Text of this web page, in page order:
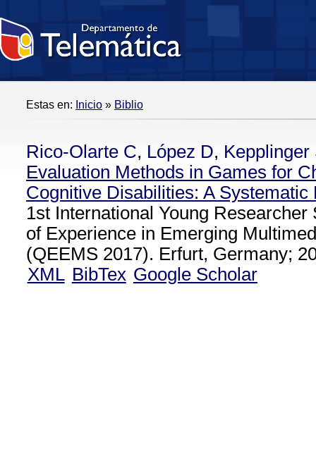
Estas en: Inicio » Biblio
Rico-Olarte C, López D, Kepplinger
Evaluation Methods in Games for
Cognitive Disabilities: A Systematic
1st International Young
of Experience in Emerging
(QEEMS 2017). Erfurt, Germany;
XML BibTex Google Scholar